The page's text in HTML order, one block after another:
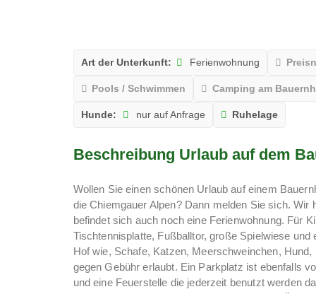
Art der Unterkunft: Ferienwohnung
Pools / Schwimmen Camping am
Hunde: nur auf Anfrage Ruhelage
Beschreibung Urlaub auf dem
Wollen Sie einen schönen Urlaub auf einem
die Chiemgauer Alpen? Dann melden Sie sich.
befindet sich auch noch eine Ferienwohnung. Für
Tischtennisplatte, Fußballtor, große Spielwiese
Hof wie, Schafe, Katzen, Meerschweinchen,
gegen Gebühr erlaubt. Ein Parkplatz ist ebenfalls
und eine Feuerstelle die jederzeit benutzt werden